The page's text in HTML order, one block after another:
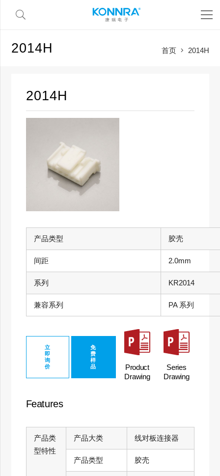
2014H 首页 2014H
2014H
产品类型 胶壳
间距 2.0mm
系列 KR2014
兼容系列 PA 系列
立
即
询
价
免
费
样
品
Product
Drawing
Series
Drawing
Features
产品类
型特性
产品大类 线对板连接器
产品类型 胶壳